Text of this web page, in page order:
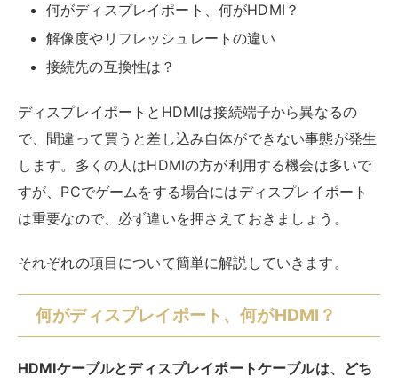
何がディスプレイポート、何がHDMI？
解像度やリフレッシュレートの違い
接続先の互換性は？
ディスプレイポートとHDMIは接続端子から異なるの
で、間違って買うと差し込み自体ができない事態が発生
します。多くの人はHDMIの方が利用する機会は多いで
すが、PCでゲームをする場合にはディスプレイポート
は重要なので、必ず違いを押さえておきましょう。
それぞれの項目について簡単に解説していきます。
何がディスプレイポート、何がHDMI？
HDMIケーブルとディスプレイポートケーブルは、どち